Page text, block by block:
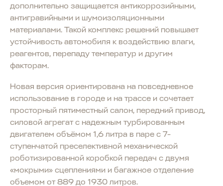
дополнительно защищается антикоррозийными,
антигравийными и шумоизоляционными
материалами. Такой комплекс решений повышает
устойчивость автомобиля к воздействию влаги,
реагентов, перепаду температур и другим
факторам.
Новая версия ориентирована на повседневное
использование в городе и на трассе и сочетает
просторный пятиместный салон, передний привод,
силовой агрегат с надежным турбированным
двигателем объёмом 1,6 литра в паре с 7-
ступенчатой преселективной механической
роботизированной коробкой передач с двумя
«мокрыми» сцеплениями и багажное отделение
объемом от 889 до 1930 литров.